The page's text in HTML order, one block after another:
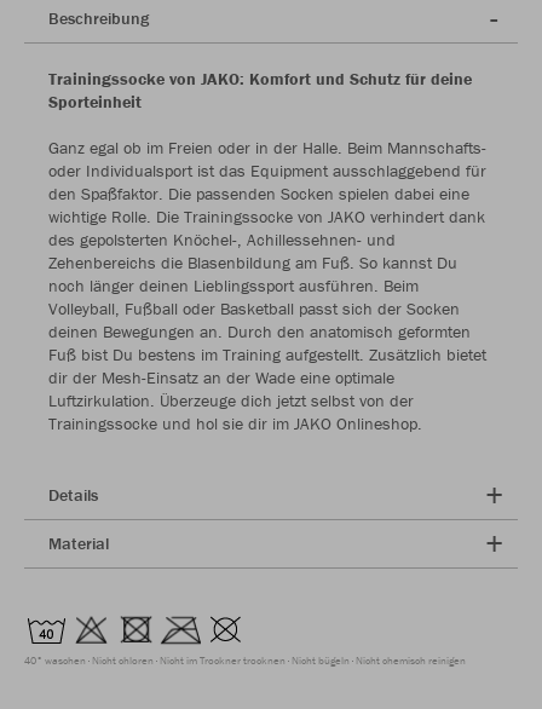
Beschreibung
Trainingssocke von JAKO: Komfort und Schutz für deine
Sporteinheit
Ganz egal ob im Freien oder in der Halle. Beim Mannschafts-
oder Individualsport ist das Equipment ausschlaggebend für
den Spaßfaktor. Die passenden Socken spielen dabei eine
wichtige Rolle. Die Trainingssocke von JAKO verhindert dank
des gepolsterten Knöchel-, Achillessehnen- und
Zehenbereichs die Blasenbildung am Fuß. So kannst Du
noch länger deinen Lieblingssport ausführen. Beim
Volleyball, Fußball oder Basketball passt sich der Socken
deinen Bewegungen an. Durch den anatomisch geformten
Fuß bist Du bestens im Training aufgestellt. Zusätzlich bietet
dir der Mesh-Einsatz an der Wade eine optimale
Luftzirkulation. Überzeuge dich jetzt selbst von der
Trainingssocke und hol sie dir im JAKO Onlineshop.
Details
Material
40° waschen Nicht chloren Nicht im Trockner trocknen Nicht bügeln Nicht chemisch reinigen